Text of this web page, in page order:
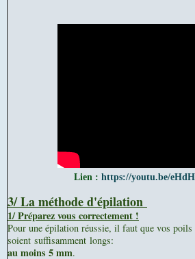
Lien : https://youtu.be/
3/ La méthode d'épilation
1/ Préparez vous correctement !
Pour une épilation réussie, il faut que vos poils
soient suffisamment longs:
au moins 5 mm.